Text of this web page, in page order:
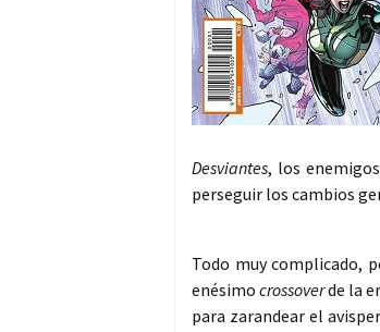
Desviantes, los
perseguir los cambios
Todo muy complicado,
enésimocrossoverde la
para zarandear el